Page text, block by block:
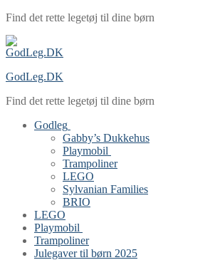
Spring
indhold
Menu
Luk
Find det rette legetøj til dine børn
GodLeg.DK
Find det rette legetøj til dine børn
Godleg
Gabby’s Dukkehus
Playmobil
Trampoliner
LEGO
Sylvanian Families
BRIO
LEGO
Playmobil
Trampoliner
Julegaver til børn 2025